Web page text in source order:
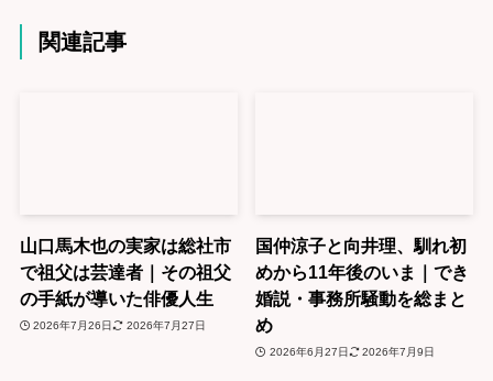
関連記事
山口馬木也の実家は総社市
で祖父は芸達者｜その祖父
の手紙が導いた俳優人生
2026年7月26日 2026年7月27日
国仲涼子と向井理、馴れ初
めから11年後のいま｜でき
婚説・事務所騒動を総まと
め
2026年6月27日 2026年7月9日